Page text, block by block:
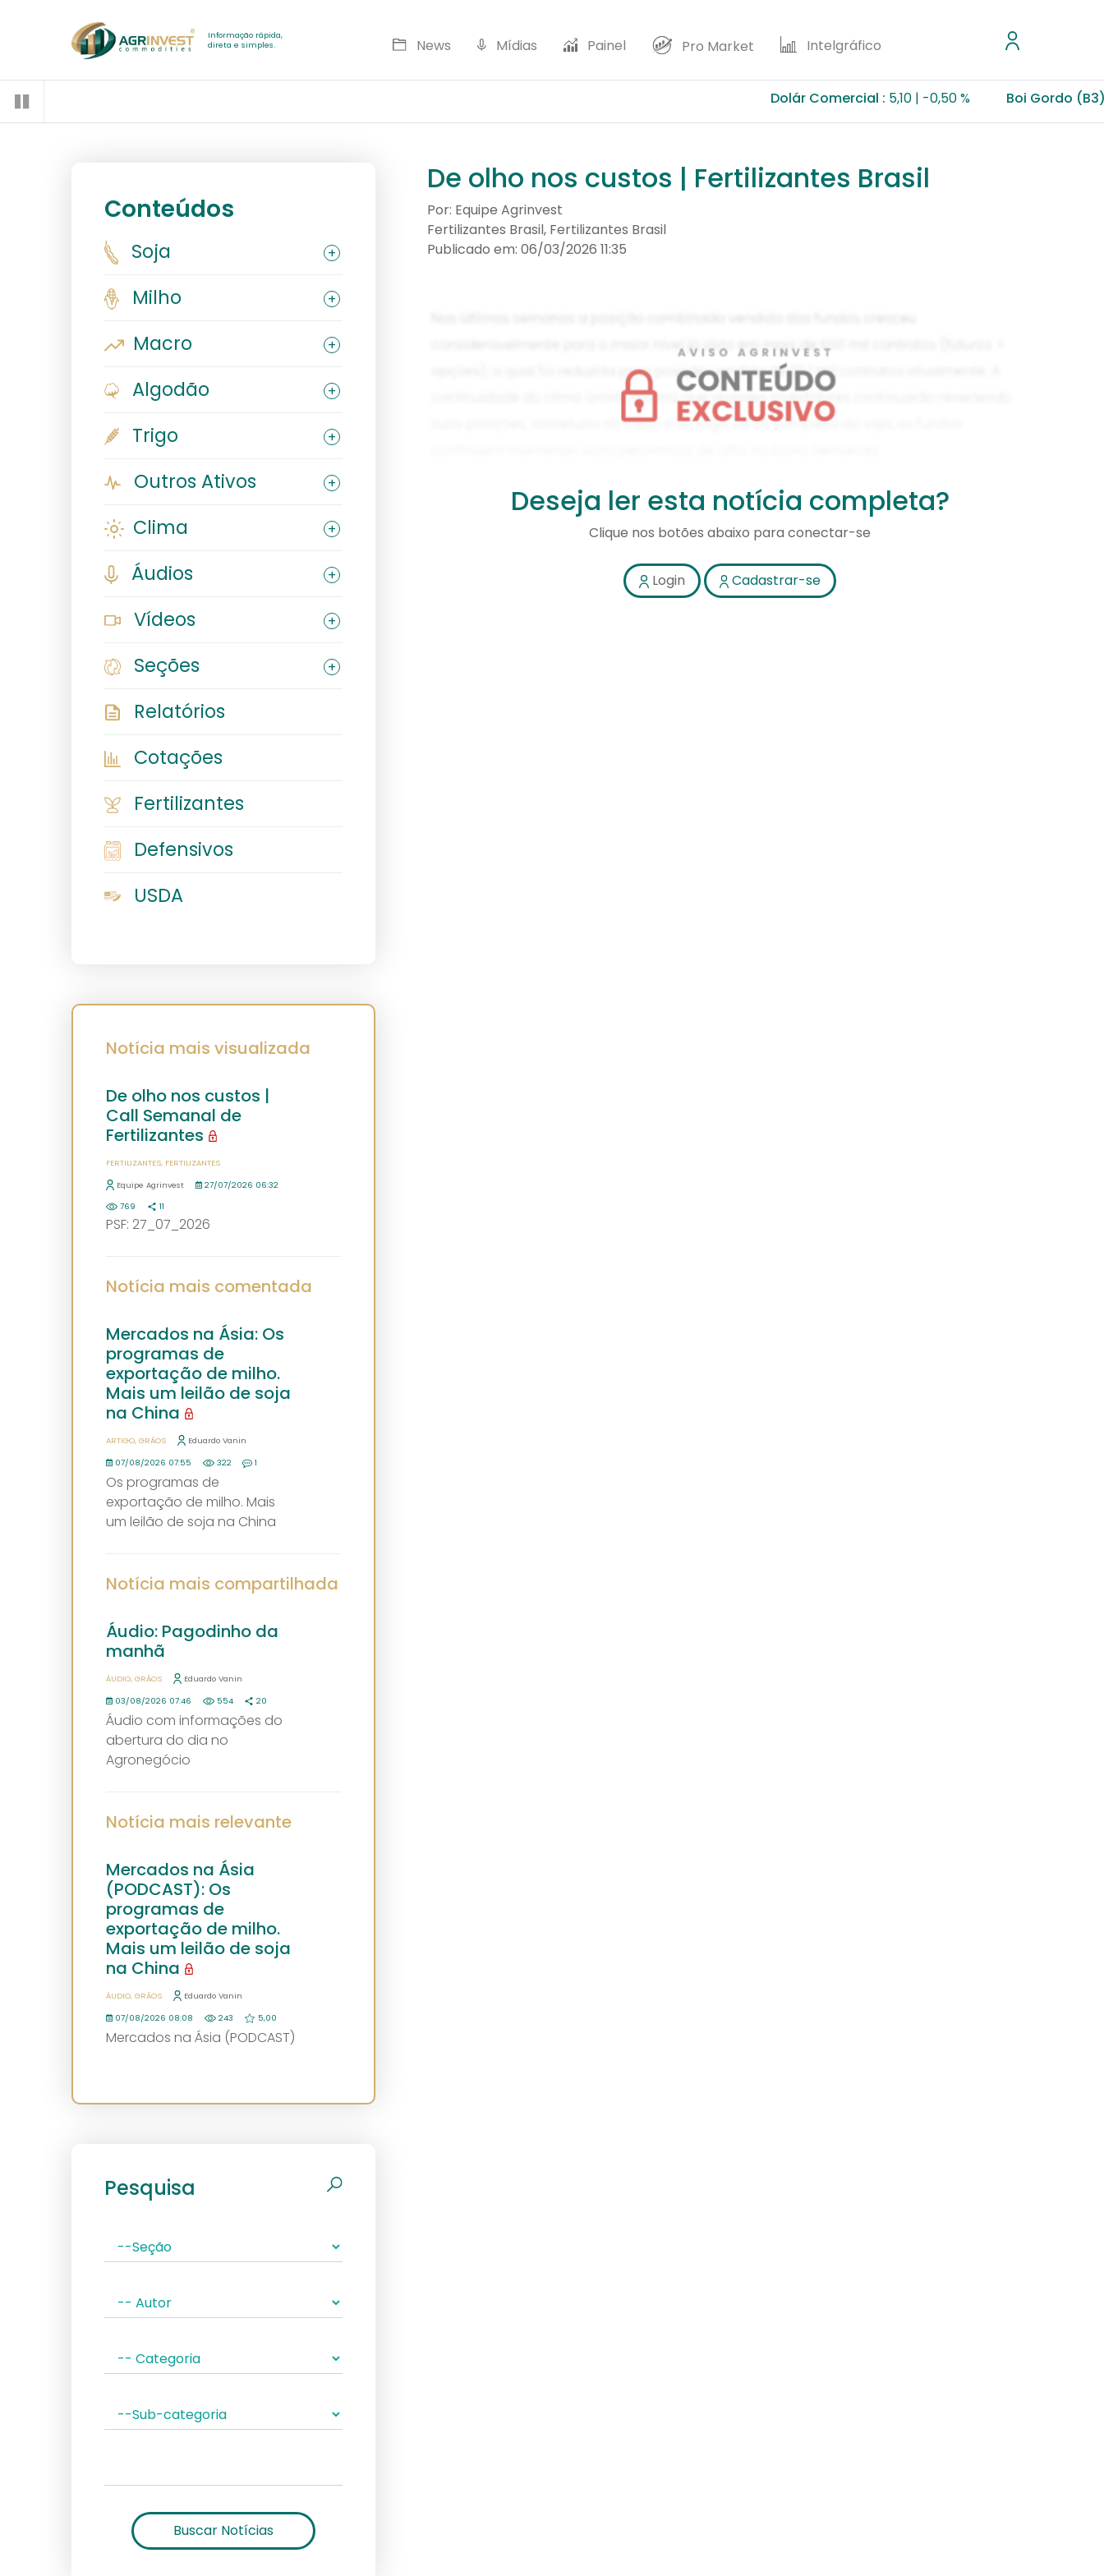
Informação rápida,
direta e simples.
News Mídias Painel Pro Market Intelgráfico
Dolár Comercial :5,10 -0,50 % Boi Gordo (B3) :
Conteúdos
Soja
Milho
Macro
Algodão
Trigo
Outros Ativos
Clima
Áudios
Vídeos
Seções
Relatórios
Cotações
Fertilizantes
Defensivos
USDA
Notícia mais visualizada
De olho nos custos |
Call Semanal de
Fertilizantes
FERTILIZANTES FERTILIZANTES
Equipe Agrinvest
27/07/2026 06:32
769
11
PSF: 27_07_2026
Notícia mais comentada
Mercados na Ásia: Os
programas de
exportação de milho.
Mais um leilão de soja
na China
ARTIGO GRÃOS Eduardo Vanin
07/08/2026 07:55 322 1
Os programas de
exportação de milho. Mais
um leilão de soja na China
Notícia mais compartilhada
Áudio: Pagodinho da
manhã
ÁUDIO GRÃOS Eduardo Vanin
03/08/2026 07:46 554 20
Áudio com informações do
abertura do dia no
Agronegócio
Notícia mais relevante
Mercados na Ásia
(PODCAST): Os
programas de
exportação de milho.
Mais um leilão de soja
na China
ÁUDIO GRÃOS Eduardo Vanin
07/08/2026 08:08 243 5,00
Mercados na Ásia (PODCAST)
Pesquisa
Buscar Notícias
De olho nos custos | Fertilizantes Brasil
Por: Equipe Agrinvest
Fertilizantes Brasil, Fertilizantes Brasil
Publicado em: 06/03/2026 11:35
Deseja ler esta notícia completa?
Clique nos botões abaixo para conectar-se
Login Cadastrar-se